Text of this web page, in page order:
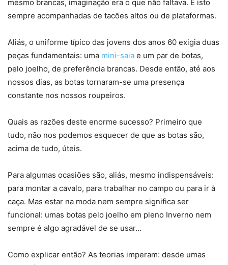
mesmo brancas, imaginação era o que não faltava. E isto
sempre acompanhadas de tacões altos ou de plataformas.
Aliás, o uniforme típico das jovens dos anos 60 exigia duas
peças fundamentais: uma mini-saia e um par de botas,
pelo joelho, de preferência brancas. Desde então, até aos
nossos dias, as botas tornaram-se uma presença
constante nos nossos roupeiros.
Quais as razões deste enorme sucesso? Primeiro que
tudo, não nos podemos esquecer de que as botas são,
acima de tudo, úteis.
Para algumas ocasiões são, aliás, mesmo indispensáveis:
para montar a cavalo, para trabalhar no campo ou para ir à
caça. Mas estar na moda nem sempre significa ser
funcional: umas botas pelo joelho em pleno Inverno nem
sempre é algo agradável de se usar…
Como explicar então? As teorias imperam: desde umas